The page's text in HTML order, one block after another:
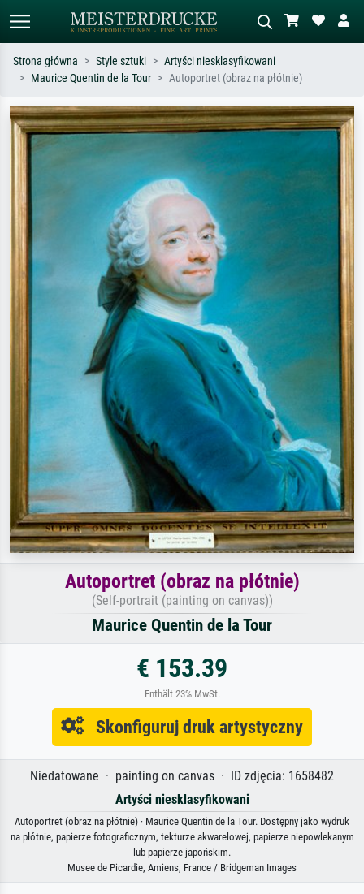
Szukaj wg artysty, tytułu lub stylu – np.
Monet, Gwiaździsta noc,
impresjonizm, fala Hokusaia, akt.
Opisz scenę – np. zielona łąka,
abstrakcja z czerwienią, ciemny olej,
Strona główna Style sztuki
Artyści niesklasyfikowani
Maurice Quentin de la Tour
Autoportret (obraz na płótnie)
Autoportret (obraz na płótnie)
(Self-portrait (painting on canvas))
Maurice Quentin de la Tour
€ 153.39
Enthält 23% MwSt.
Skonfiguruj druk artystyczny
Niedatowane · painting on canvas · ID zdjęcia: 1658482
Artyści niesklasyfikowani
Autoportret (obraz na płótnie) · Maurice Quentin de la Tour. Dostępny jako wydruk
na płótnie, papierze fotograficznym, tekturze akwarelowej, papierze niepowlekanym
lub papierze japońskim.
Musee de Picardie, Amiens, France / Bridgeman Images